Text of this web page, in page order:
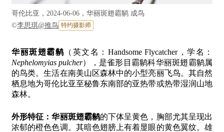
哥伦比亚，2024-06-06，华丽斑翅霸鹟 成鸟
©李思琪@推鸟 特约摄影师
华丽斑翅霸鹟 （英文名：Handsome Flycatcher，学名：
Nephelomyias pulcher），是雀形目霸鹟科华丽斑翅霸鹟属
的鸟类。生活在南美山区森林中的小型亮丽飞鸟。其自然
栖息地为哥伦比亚至秘鲁东南部的亚热带或热带湿润山地
森林。
外形特征：华丽斑翅霸鹟的下体呈黄色，胸部尤其呈现出
浓郁的橙色色调。其暗色翅膀上有着显眼的黄色翼纹。雄